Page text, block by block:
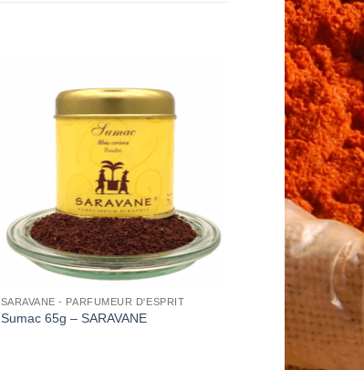
SARAVANE - PARFUMEUR D'ESPRIT
Sumac 65g – SARAVANE